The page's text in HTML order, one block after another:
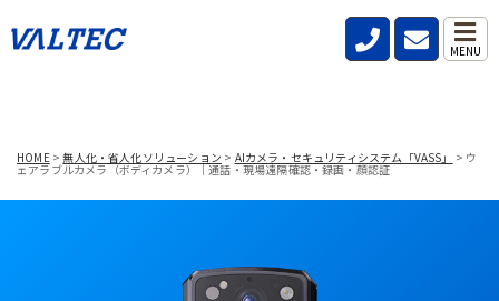
MENU
HOME>無人化・省人化ソリューション > AIカメラ・セキュリティシステム「VASS」 > ウ
ェアラブルカメラ（ボディカメラ）｜通話・現場遠隔確認・録画・顔認証